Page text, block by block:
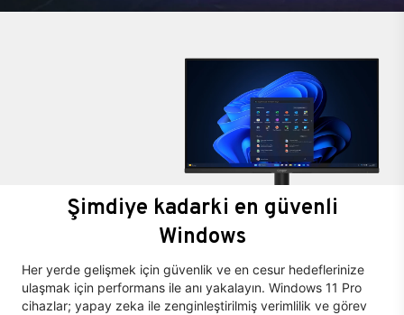
Şimdiye kadarki en güvenli
Windows
Her yerde gelişmek için güvenlik ve en cesur hedeflerinize
ulaşmak için performans ile anı yakalayın. Windows 11 Pro
cihazlar; yapay zeka ile zenginleştirilmiş verimlilik ve görev